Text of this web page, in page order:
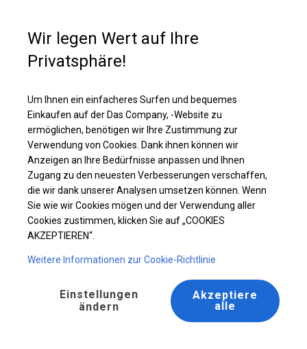
Ganzjähriges Catering-Zelt | 8x8 m
BESTSELLER
Wir legen Wert auf Ihre
Privatsphäre!
Um Ihnen ein einfacheres Surfen und bequemes
Einkaufen auf der Das Company, -Website zu
ermöglichen, benötigen wir Ihre Zustimmung zur
Verwendung von Cookies. Dank ihnen können wir
Anzeigen an Ihre Bedürfnisse anpassen und Ihnen
Zugang zu den neuesten Verbesserungen verschaffen,
die wir dank unserer Analysen umsetzen können. Wenn
Sie wie wir Cookies mögen und der Verwendung aller
Cookies zustimmen, klicken Sie auf „COOKIES
AKZEPTIEREN“.
Weitere Informationen zur Cookie-Richtlinie
Einstellungen
ändern
Akzeptiere
alle